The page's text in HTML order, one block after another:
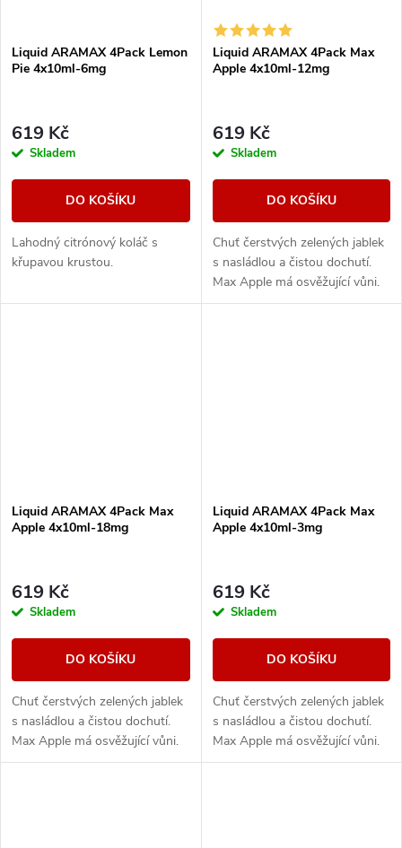
Liquid ARAMAX 4Pack Lemon
Pie 4x10ml-6mg
619 Kč
Skladem
DO KOŠÍKU
Lahodný citrónový koláč s
křupavou krustou.
Liquid ARAMAX 4Pack Max
Apple 4x10ml-12mg
619 Kč
Skladem
DO KOŠÍKU
Chuť čerstvých zelených jablek
s nasládlou a čistou dochutí.
Max Apple má osvěžující vůni.
Liquid ARAMAX 4Pack Max
Apple 4x10ml-18mg
619 Kč
Skladem
DO KOŠÍKU
Chuť čerstvých zelených jablek
s nasládlou a čistou dochutí.
Max Apple má osvěžující vůni.
Liquid ARAMAX 4Pack Max
Apple 4x10ml-3mg
619 Kč
Skladem
DO KOŠÍKU
Chuť čerstvých zelených jablek
s nasládlou a čistou dochutí.
Max Apple má osvěžující vůni.